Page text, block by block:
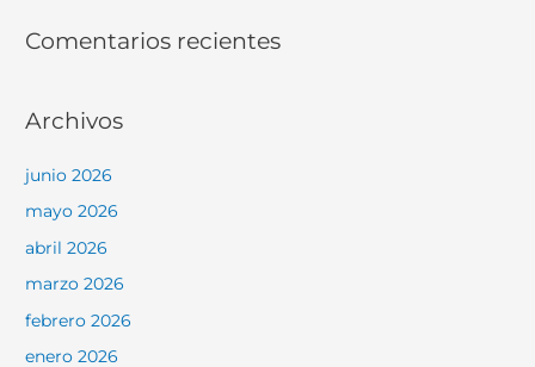
Comentarios recientes
Archivos
junio 2026
mayo 2026
abril 2026
marzo 2026
febrero 2026
enero 2026